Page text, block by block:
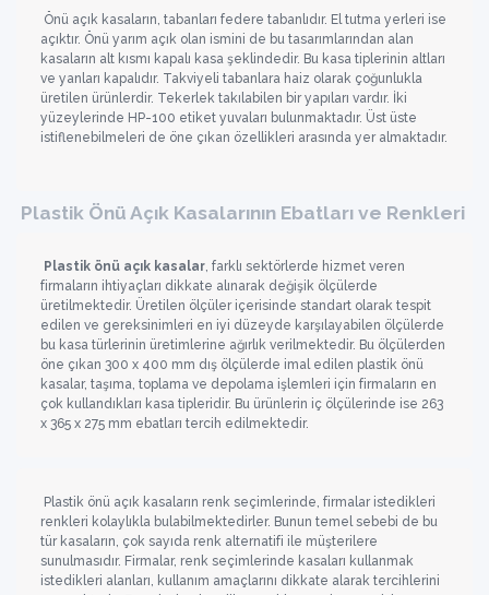
Önü açık kasaların, tabanları federe tabanlıdır. El tutma yerleri ise
açıktır. Önü yarım açık olan ismini de bu tasarımlarından alan
kasaların alt kısmı kapalı kasa şeklindedir. Bu kasa tiplerinin altları
ve yanları kapalıdır. Takviyeli tabanlara haiz olarak çoğunlukla
üretilen ürünlerdir. Tekerlek takılabilen bir yapıları vardır. İki
yüzeylerinde HP-100 etiket yuvaları bulunmaktadır. Üst üste
istiflenebilmeleri de öne çıkan özellikleri arasında yer almaktadır.
Plastik Önü Açık Kasalarının Ebatları ve Renkleri
Plastik önü açık kasalar , farklı sektörlerde hizmet veren
firmaların ihtiyaçları dikkate alınarak değişik ölçülerde
üretilmektedir. Üretilen ölçüler içerisinde standart olarak tespit
edilen ve gereksinimleri en iyi düzeyde karşılayabilen ölçülerde
bu kasa türlerinin üretimlerine ağırlık verilmektedir. Bu ölçülerden
öne çıkan 300 x 400 mm dış ölçülerde imal edilen plastik önü
kasalar, taşıma, toplama ve depolama işlemleri için firmaların en
çok kullandıkları kasa tipleridir. Bu ürünlerin iç ölçülerinde ise 263
x 365 x 275 mm ebatları tercih edilmektedir.
Plastik önü açık kasaların renk seçimlerinde, firmalar istedikleri
renkleri kolaylıkla bulabilmektedirler. Bunun temel sebebi de bu
tür kasaların, çok sayıda renk alternatifi ile müşterilere
sunulmasıdır. Firmalar, renk seçimlerinde kasaları kullanmak
istedikleri alanları, kullanım amaçlarını dikkate alarak tercihlerini